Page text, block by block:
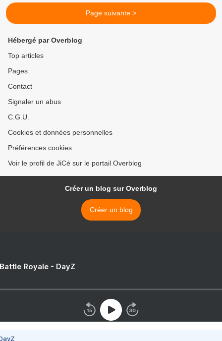
Page suivante >
Hébergé par Overblog
Top articles
Pages
Contact
Signaler un abus
C.G.U.
Cookies et données personnelles
Préférences cookies
Voir le profil de JiCé sur le portail Overblog
Créer un blog sur Overblog
Créer un blog
Royale - DayZ